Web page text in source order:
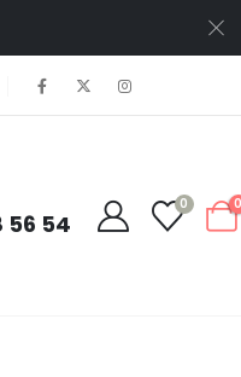
56 54
0